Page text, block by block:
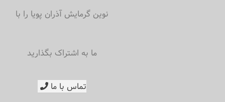
نوین گرمایش آذران پویا را با
ما به اشتراک بگذارید
تماس با ما